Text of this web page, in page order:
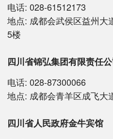
电话: 028-61512173
地点: 成都会武侯区益州大
5楼
四川省锦弘集团有限责任
电话: 028-87300066
地点: 成都会青羊区成飞大
四川省人民政府金牛宾馆